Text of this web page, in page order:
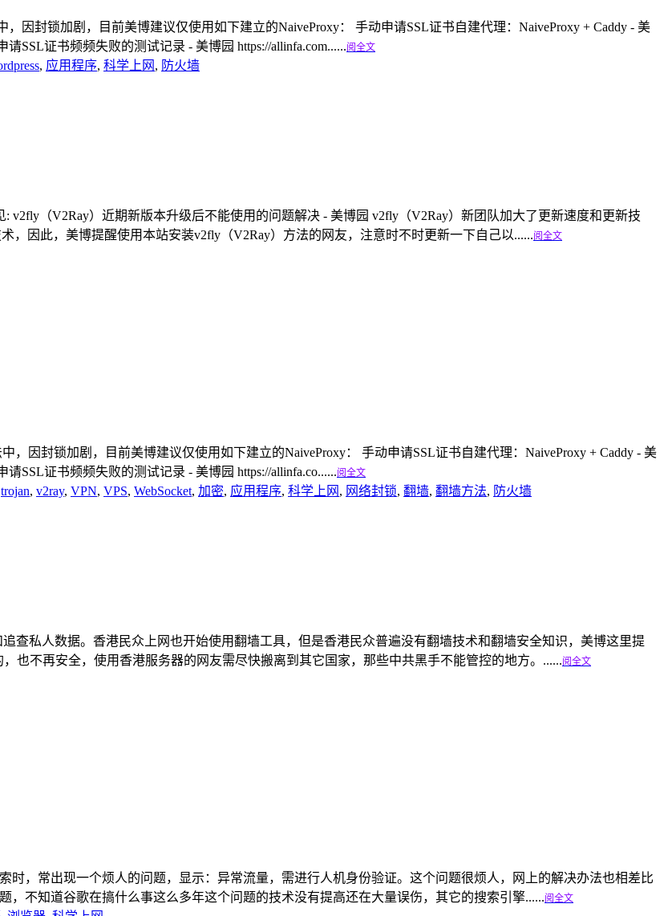
，因封锁加剧，目前美博建议仅使用如下建立的NaiveProxy： 手动申请SSL证书自建代理：NaiveProxy + Caddy - 美
请SSL证书频频失败的测试记录 - 美博园 https://allinfa.com......阅全文
, 应用程序, 科学上网 , 防火墙
v2fly（V2Ray）近期新版本升级后不能使用的问题解决 - 美博园 v2fly（V2Ray）新团队加大了更新速度和更新技
，因此，美博提醒使用本站安装v2fly（V2Ray）方法的网友，注意时不时更新一下自己以......阅全文
，因封锁加剧，目前美博建议仅使用如下建立的NaiveProxy： 手动申请SSL证书自建代理：NaiveProxy + Caddy - 美
请SSL证书频频失败的测试记录 - 美博园 https://allinfa.co......阅全文
trojan, v2ray, VPN, VPS, WebSocket, 加密, 应用程序, 科学上网 , 网络封锁, 翻墙, 翻墙方法, 防火墙
查私人数据。香港民众上网也开始使用翻墙工具，但是香港民众普遍没有翻墙技术和翻墙安全知识，美博这里提
也不再安全，使用香港服务器的网友需尽快搬离到其它国家，那些中共黑手不能管控的地方。......阅全文
时，常出现一个烦人的问题，显示：异常流量，需进行人机身份验证。这个问题很烦人，网上的解决办法也相差比
，不知道谷歌在搞什么事这么多年这个问题的技术没有提高还在大量误伤，其它的搜索引擎......阅全文